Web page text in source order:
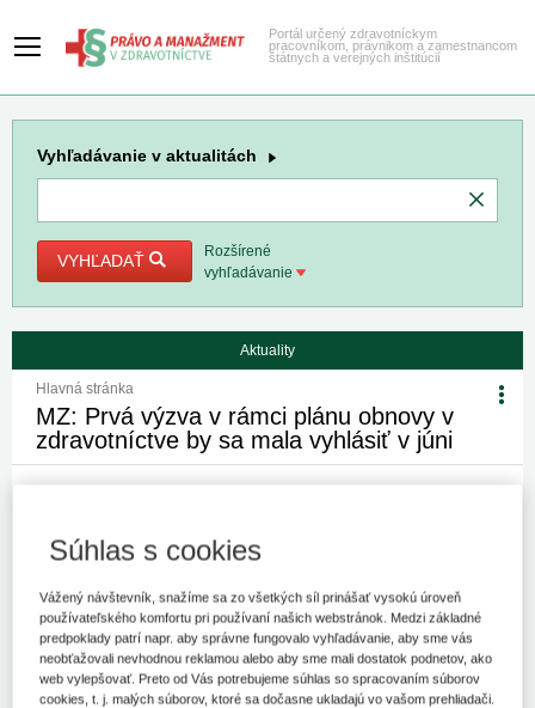
Portál určený zdravotníckym
pracovníkom, právnikom a zamestnancom
štátnych a verejných inštitúcií
Vyhľadávanie v aktualitách
VYHĽADAŤ
Rozšírené
vyhľadávanie
Aktuality
Hlavná stránka
MZ: Prvá výzva v rámci plánu obnovy v
zdravotníctve by sa mala vyhlásiť v júni
Bratislava 1. júna (TASR) - Prvá výzva v rámci plánu obnovy v
zdravotníctve by sa mala vyhlásiť v júni. Vyplýva to z
predbežného harmonogramu vyhlasovania výziev.
Ministerstvo zdravotníctva pre TASR potvrdilo, že zdržanie v
procese vyhlasovania výziev nepredpokladá.
Prvá výzva na viac ako 2,3 milióna eur je určená na rozšírenie a
budovanie mobilných hospicov. Pôvodne bolo otvorenie prvých
Súhlas s cookies
Vážený návštevník, snažíme sa zo všetkých síl prinášať vysokú úroveň
používateľského komfortu pri používaní našich webstránok. Medzi základné
predpoklady patrí napr. aby správne fungovalo vyhľadávanie, aby sme vás
neobťažovali nevhodnou reklamou alebo aby sme mali dostatok podnetov, ako
web vylepšovať. Preto od Vás potrebujeme súhlas so spracovaním súborov
cookies, t. j. malých súborov, ktoré sa dočasne ukladajú vo vašom prehliadači.